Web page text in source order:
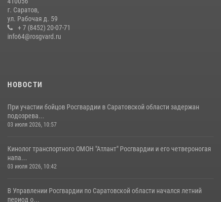
Росгвардии состоялся праздничный молебен, посвященный Дню
Крещения Руси
28 июля 2026, 13:25
05 августа 2026, 12:55
г. Саратов,
ул. Рабочая д. 59
+ 7 (8452) 20-07-71
info64@rosgvard.ru
НОВОСТИ
При участии бойцов Росгвардии в Саратовской области задержан
подозрева...
03 июля 2026, 10:57
Кинолог транспортного ОМОН "Атлант" Росгвардии и его четвероногая
напа...
03 июля 2026, 10:42
В Управлении Росгвардии по Саратовской области начался летний
период о...